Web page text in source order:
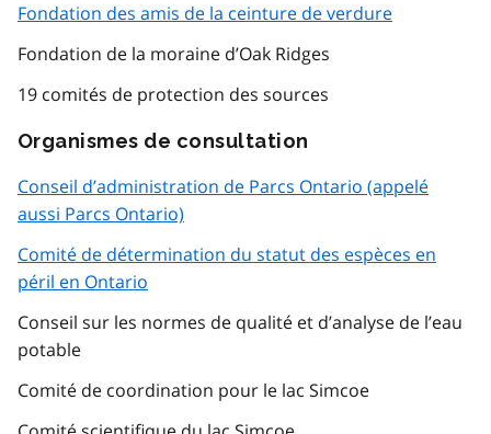
Fondation des amis de la ceinture de verdure
Fondation de la moraine d’Oak Ridges
19 comités de protection des sources
Organismes de consultation
Conseil d’administration de Parcs Ontario (appelé
aussi Parcs Ontario)
Comité de détermination du statut des espèces en
péril en Ontario
Conseil sur les normes de qualité et d’analyse de l’eau
potable
Comité de coordination pour le lac Simcoe